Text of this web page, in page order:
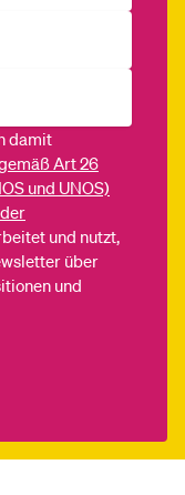
damit
Art 26
und UNOS)
und nutzt,
über
und